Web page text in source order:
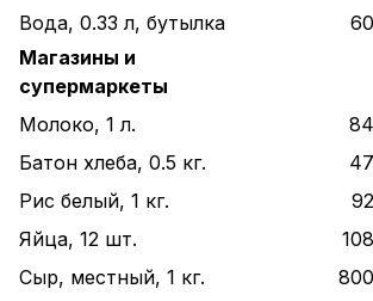
Вода, 0.33 л, бутылка
Магазины и
супермаркеты
Молоко, 1 л.
Батон хлеба, 0.5 кг.
Рис белый, 1 кг.
Яйца, 12 шт.
Сыр, местный, 1 кг.